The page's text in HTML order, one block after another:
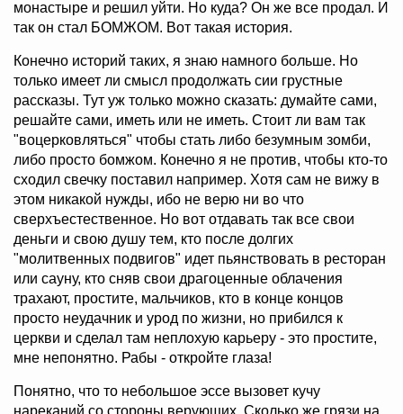
монастыре и решил уйти. Но куда? Он же все продал. И
так он стал БОМЖОМ. Вот такая история.
Конечно историй таких, я знаю намного больше. Но
только имеет ли смысл продолжать сии грустные
рассказы. Тут уж только можно сказать: думайте сами,
решайте сами, иметь или не иметь. Стоит ли вам так
"воцерковляться" чтобы стать либо безумным зомби,
либо просто бомжом. Конечно я не против, чтобы кто-то
сходил свечку поставил например. Хотя сам не вижу в
этом никакой нужды, ибо не верю ни во что
сверхъестественное. Но вот отдавать так все свои
деньги и свою душу тем, кто после долгих
"молитвенных подвигов" идет пьянствовать в ресторан
или сауну, кто сняв свои драгоценные облачения
трахают, простите, мальчиков, кто в конце концов
просто неудачник и урод по жизни, но прибился к
церкви и сделал там неплохую карьеру - это простите,
мне непонятно. Рабы - откройте глаза!
Понятно, что то небольшое эссе вызовет кучу